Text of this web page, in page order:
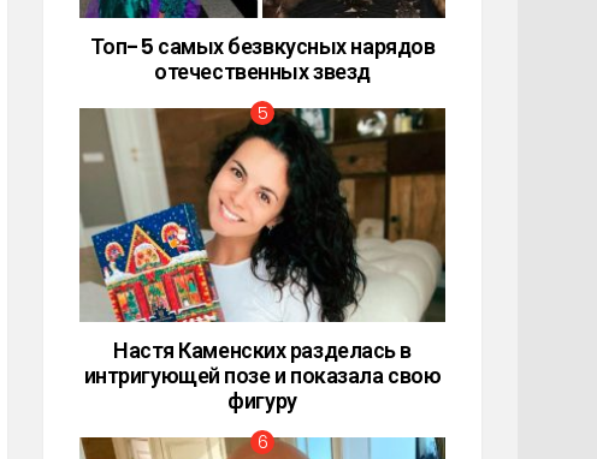
Топ-5 самых безвкусных нарядов
отечественных звезд
Настя Каменских разделась в
интригующей позе и показала свою
фигуру